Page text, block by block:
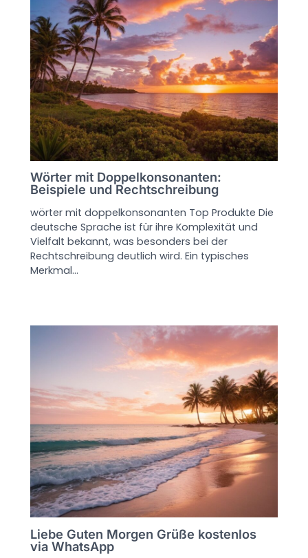
Wörter mit Doppelkonsonanten:
Beispiele und Rechtschreibung
wörter mit doppelkonsonanten Top Produkte Die
deutsche Sprache ist für ihre Komplexität und
Vielfalt bekannt, was besonders bei der
Rechtschreibung deutlich wird. Ein typisches
Merkmal…
Liebe Guten Morgen Grüße kostenlos
via WhatsApp